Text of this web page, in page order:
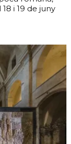
i 19 de juny